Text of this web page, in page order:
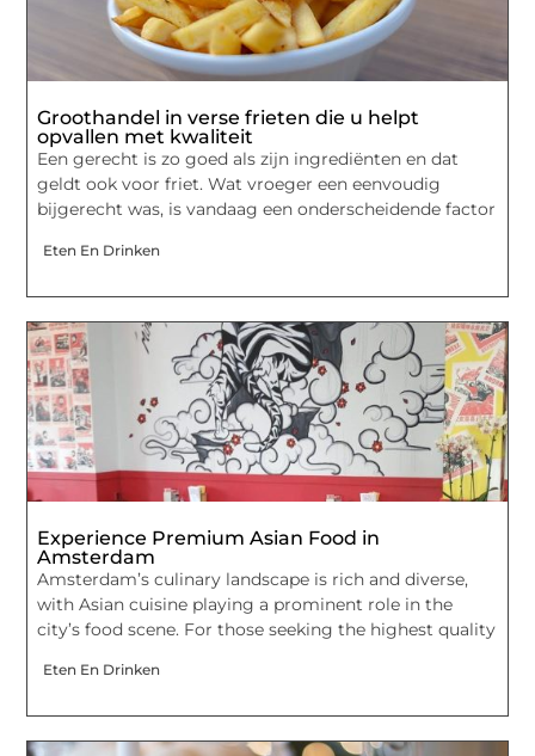
Groothandel in verse frieten die u helpt
opvallen met kwaliteit
Een gerecht is zo goed als zijn ingrediënten en dat
geldt ook voor friet. Wat vroeger een eenvoudig
bijgerecht was, is vandaag een onderscheidende factor
Eten En Drinken
Experience Premium Asian Food in
Amsterdam
Amsterdam’s culinary landscape is rich and diverse,
with Asian cuisine playing a prominent role in the
city’s food scene. For those seeking the highest quality
Eten En Drinken